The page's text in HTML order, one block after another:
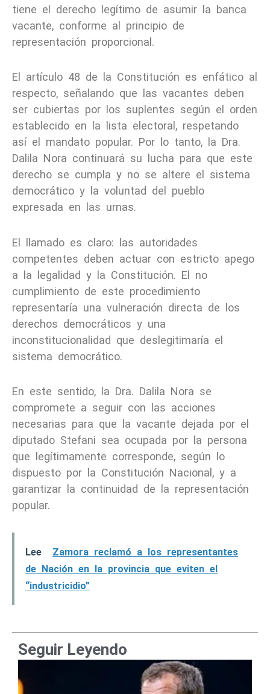
tiene el derecho legítimo de asumir la banca
vacante, conforme al principio de
representación proporcional.
El artículo 48 de la Constitución es enfático al
respecto, señalando que las vacantes deben
ser cubiertas por los suplentes según el orden
establecido en la lista electoral, respetando
así el mandato popular. Por lo tanto, la Dra.
Dalila Nora continuará su lucha para que este
derecho se cumpla y no se altere el sistema
democrático y la voluntad del pueblo
expresada en las urnas.
El llamado es claro: las autoridades
competentes deben actuar con estricto apego
a la legalidad y la Constitución. El no
cumplimiento de este procedimiento
representaría una vulneración directa de los
derechos democráticos y una
inconstitucionalidad que deslegitimaría el
sistema democrático.
En este sentido, la Dra. Dalila Nora se
compromete a seguir con las acciones
necesarias para que la vacante dejada por el
diputado Stefani sea ocupada por la persona
que legítimamente corresponde, según lo
dispuesto por la Constitución Nacional, y a
garantizar la continuidad de la representación
popular.
Lee
Zamora reclamó a los representantes
de Nación en la provincia que eviten el
“industricidio”
Seguir Leyendo